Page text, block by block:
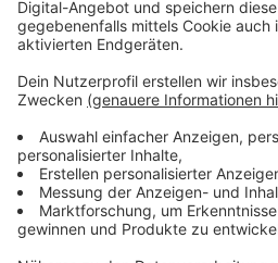
- circa 25 Jahre
- rund 1,75 Meter
- kurze dunkle Haare
- braune Jacke
- dunkle Hose
- sprach Hochdeutsch